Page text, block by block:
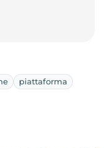
piattaforma